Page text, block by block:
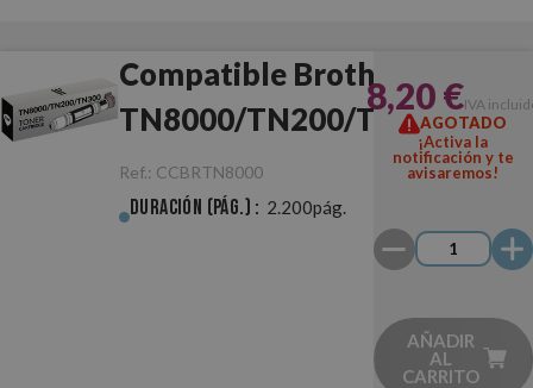
Compatible Brother
TN8000/TN200/TN300
Negro
Ref.: CCBRTN8000
Duración (pág.) : 2.200pág.
8,20 €IVA
AGOTADO
¡Activa la
notificación y te
avisaremos!
AÑADIR
AL
CARRITO